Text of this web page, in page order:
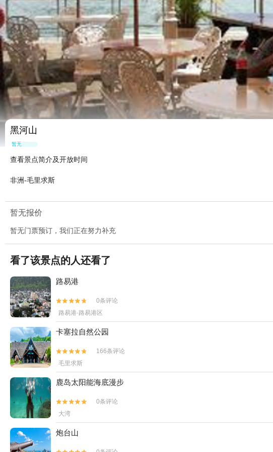
黑河山
暂无点评
查看景点简介及开放时间
非洲-毛里求斯
暂无报价
暂无门票预订，我们正在努力补充
看了该景点的人还看了
路易港


0条评论
路易港·路易港区
卡塞拉自然公园


166条评论
毛里求斯
鹿岛太阳能海底漫步


0条评论
大湾
炮台山